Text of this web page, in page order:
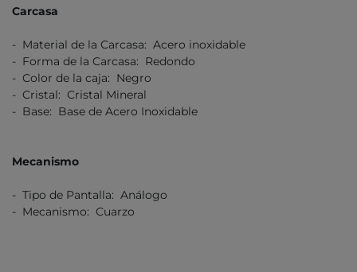
Carcasa
- Material de la Carcasa: Acero inoxidable
- Forma de la Carcasa: Redondo
- Color de la caja: Negro
- Cristal: Cristal Mineral
- Base: Base de Acero Inoxidable
Mecanismo
- Tipo de Pantalla: Análogo
- Mecanismo: Cuarzo